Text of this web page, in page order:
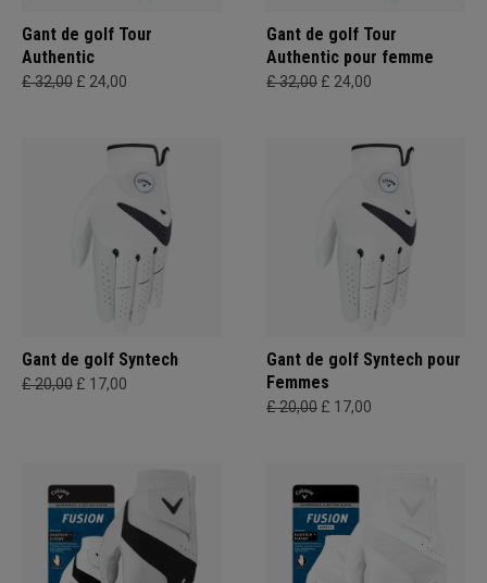
Gant de golf Tour
Authentic
£ 32,00 £ 24,00
Gant de golf Tour
Authentic pour femme
£ 32,00 £ 24,00
Gant de golf Syntech
£ 20,00 £ 17,00
Gant de golf Syntech pour
Femmes
£ 20,00 £ 17,00